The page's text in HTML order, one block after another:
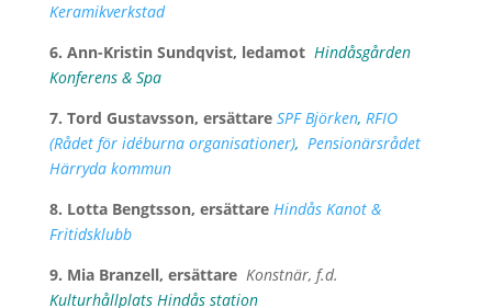
Keramikverkstad
6. Ann-Kristin Sundqvist, ledamot Hindåsgården
Konferens & Spa
7. Tord Gustavsson, ersättare SPF Björken, RFIO
(Rådet för idéburna organisationer), Pensionärsrådet
Härryda kommun
8. Lotta Bengtsson, ersättare Hindås Kanot &
Fritidsklubb
9. Mia Branzell, ersättare Konstnär, f.d.
Kulturhållplats Hindås station